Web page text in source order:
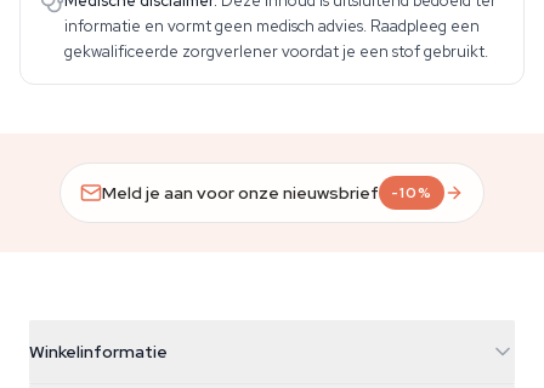
informatie en vormt geen medisch advies. Raadpleeg een
gekwalificeerde zorgverlener voordat je een stof gebruikt.
Meld je aan voor onze nieuwsbrief -10%
Winkelinformatie